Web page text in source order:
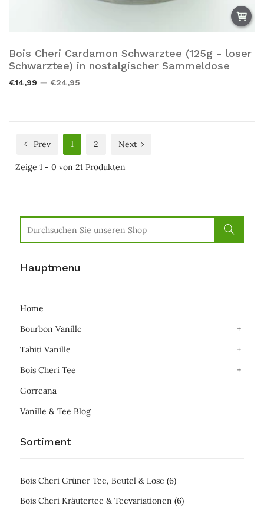
Bois Cheri Cardamon Schwarztee (125g - loser
Schwarztee) in nostalgischer Sammeldose
Zum Warenkorb hinzufügen.
€14,99 €24,95
Prev 1 2 Next
Zeige 1 - 0 von 21 Produkten
Hauptmenu
Home
Bourbon Vanille
Tahiti Vanille
Bois Cheri Tee
Gorreana
Vanille & Tee Blog
Sortiment
Bois Cheri Grüner Tee, Beutel & Lose (6)
Bois Cheri Kräutertee & Teevariationen (6)